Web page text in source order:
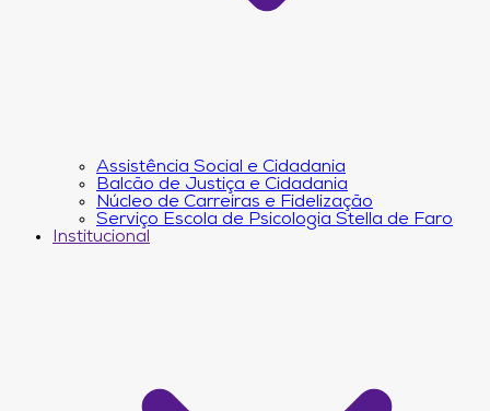
Assistência Social e Cidadania
Balcão de Justiça e Cidadania
Núcleo de Carreiras e Fidelização
Serviço Escola de Psicologia Stella de Faro
Institucional